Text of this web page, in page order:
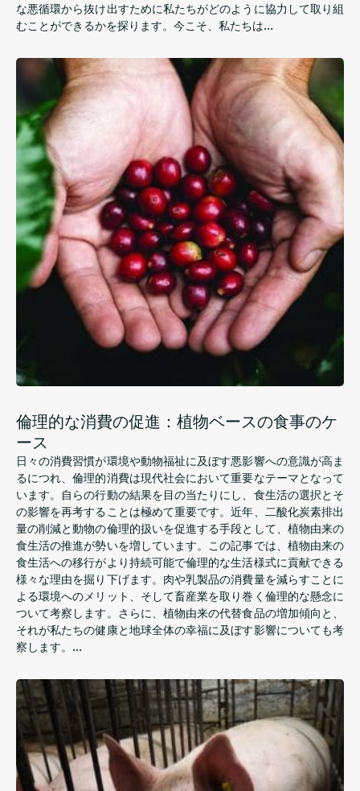
な悪循環から抜け出すために私たちがどのように協力して取り組
むことができるかを探ります。今こそ、私たちは…
倫理的な消費の促進：植物ベースの食事のケ
ース
日々の消費習慣が環境や動物福祉に及ぼす悪影響への意識が高ま
るにつれ、倫理的消費は現代社会において重要なテーマとなって
います。自らの行動の結果を目の当たりにし、食生活の選択とそ
の影響を再考することは極めて重要です。近年、二酸化炭素排出
量の削減と動物の倫理的扱いを促進する手段として、植物由来の
食生活の推進が勢いを増しています。この記事では、植物由来の
食生活への移行がより持続可能で倫理的な生活様式に貢献できる
様々な理由を掘り下げます。肉や乳製品の消費量を減らすことに
よる環境へのメリット、そして畜産業を取り巻く倫理的な懸念に
ついて考察します。さらに、植物由来の代替食品の増加傾向と、
それが私たちの健康と地球全体の幸福に及ぼす影響についても考
察します。…